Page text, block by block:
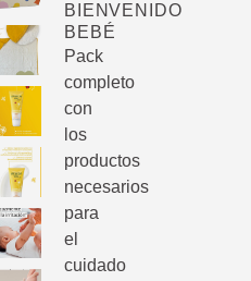
BIENVENIDO
BEBÉ
Pack
completo
con
los
productos
necesarios
para
el
cuidado